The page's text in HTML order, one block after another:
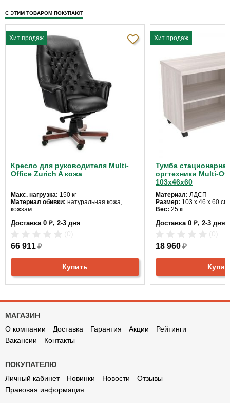
С ЭТИМ ТОВАРОМ ПОКУПАЮТ
Хит продаж
Кресло для руководителя Multi-
Office Zurich A кожа
Макс. нагрузка: 150 кг
Материал обивки: натуральная кожа,
кожзам
Доставка 0 ₽, 2-3 дня
66 911₽
Купить
Хит продаж
Тумба
оргтехники Multi-
103х46х60
Материал: ЛДСП
Размер: 103 х 46 х 60 см
Вес: 25 кг
Доставка 0 ₽, 2-3 дня
18 960 ₽
МАГАЗИН
О компании
Доставка Гарантия Акции
Рейтинги
Вакансии
Контакты
ПОКУПАТЕЛЮ
Личный кабинет
Новинки Новости
Отзывы
Правовая информация